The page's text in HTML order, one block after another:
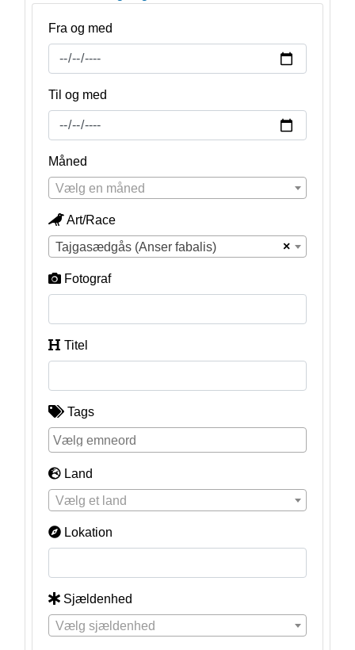
Fra og med
Til og med
Måned
Vælg en måned
Art/Race
×
Tajgasædgås (Anser fabalis)
Fotograf
Titel
Tags
Land
Vælg et land
Lokation
Sjældenhed
Vælg sjældenhed